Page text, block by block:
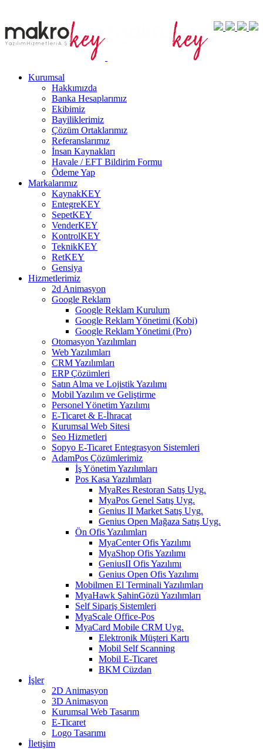
Kurumsal
Hakkımızda
Banka Hesaplarımız
Ekibimiz
Bayiliklerimiz
Çözüm Ortaklarımız
Referanslarımız
İnsan Kaynakları
Havale / EFT Bildirim Formu
Ödeme Yap
Markalarımız
KaynakKEY
EntegreKEY
SepetKEY
VenderKEY
KontrolKEY
TeknikKEY
RetKEY
Gensiya
Hizmetlerimiz
2d Animasyon
Google Reklam
Google Reklam Kurulum
Google Reklam Yönetimi (Kobi)
Google Reklam Yönetimi (Pro)
Otomasyon Yazılımları
Web Yazılımları
CRM Yazılımları
ERP Çözümleri
Satın Alma ve Lojistik Yazılımı
Mobil Yazılım ve Geliştirme
Personel Yönetim Yazılımı
E-Ticaret & E-İhracat
Kurumsal Web Sitesi
Seo Hizmetleri
Sopyo E-Ticaret Entegrasyon Sistemleri
AdamPos Çözümlerimiz
İş Yönetim Yazılımları
Pos Kasa Yazılımları
MyaRes Restoran Satış Uyg.
MyaPos Genel Satış Uyg.
Genius II Market Satış Uyg.
Genius Open Mağaza Satış Uyg.
Ön Ofis Yazılımları
MyaCenter Ofis Yazılımı
MyaShop Ofis Yazılımı
GeniusII Ofis Yazılımı
Genius Open Ofis Yazılımı
Mobilmen El Terminali Yazılımları
MyaHawk ŞahinGözü Yazılımları
Self Sipariş Sistemleri
MyaScale Office-Pos
MyaCard Mobile CRM Uyg.
Elektronik Müşteri Kartı
Mobil Self Scanning
Mobil E-Ticaret
BKM Cüzdan
İşler
2D Animasyon
3D Animasyon
Kurumsal Web Tasarım
E-Ticaret
Logo Tasarımı
İletişim